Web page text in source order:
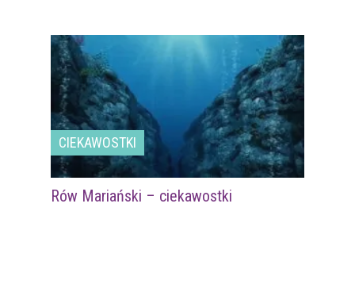
CIEKAWOSTKI
Rów Mariański – ciekawostki